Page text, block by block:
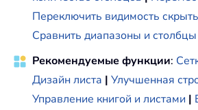
Переключить видимость
Сравнить диапазоны и столбцы
Рекомендуемые функции:
Дизайн листа | Улучшенная
Управление книгой и листами |